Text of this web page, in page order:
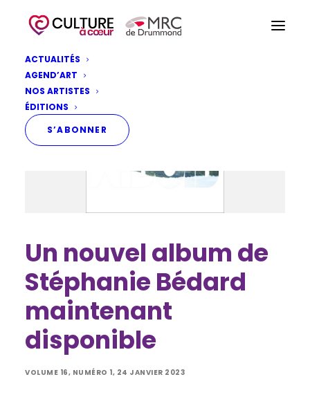
ACTUALITÉS
AGEND’ART
NOS ARTISTES
ÉDITIONS
S’ABONNER
Un nouvel album de
Stéphanie Bédard
maintenant
disponible
VOLUME 16, NUMÉRO 1, 24 JANVIER 2023